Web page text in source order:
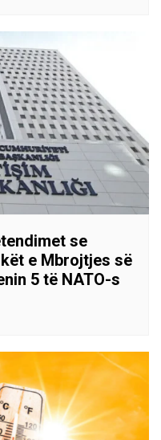
se
e Mbrojtjes së
5 të NATO-s